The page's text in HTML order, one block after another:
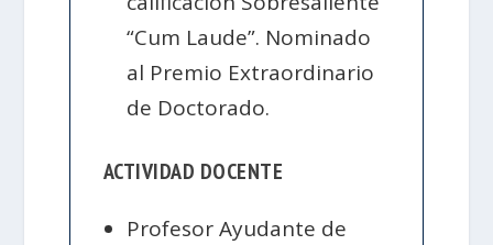
“Cum Laude”. Nominado
al Premio Extraordinario
de Doctorado.
ACTIVIDAD DOCENTE
Profesor Ayudante de